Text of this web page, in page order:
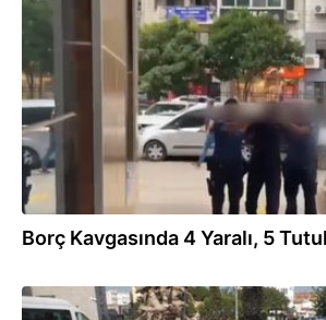
Borç Kavgasında 4 Yaralı, 5
06.09.2024